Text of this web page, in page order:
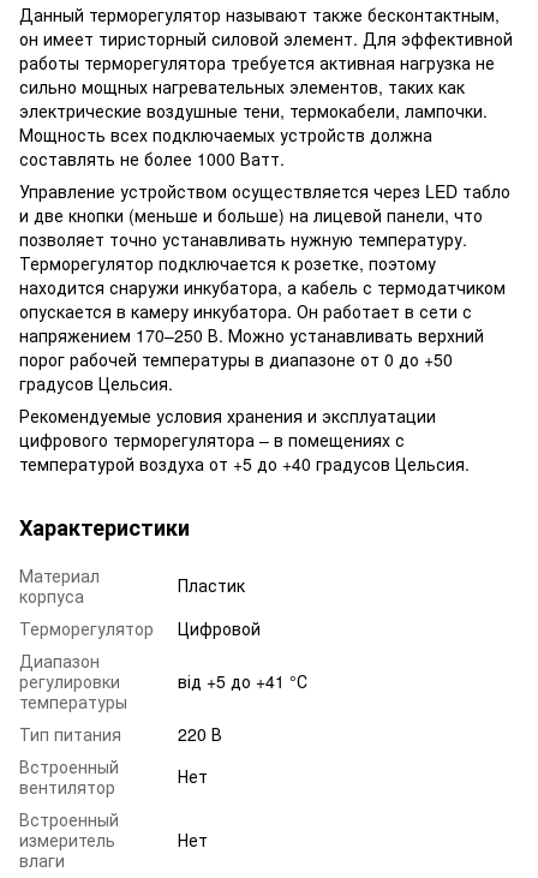
Данный терморегулятор называют также бесконтактным,
он имеет тиристорный силовой элемент. Для эффективной
работы терморегулятора требуется активная нагрузка не
сильно мощных нагревательных элементов, таких как
электрические воздушные тени, термокабели, лампочки.
Мощность всех подключаемых устройств должна
составлять не более 1000 Ватт.
Управление устройством осуществляется через LED табло
и две кнопки (меньше и больше) на лицевой панели, что
позволяет точно устанавливать нужную температуру.
Терморегулятор подключается к розетке, поэтому
находится снаружи инкубатора, а кабель с термодатчиком
опускается в камеру инкубатора. Он работает в сети с
напряжением 170–250 В. Можно устанавливать верхний
порог рабочей температуры в диапазоне от 0 до +50
градусов Цельсия.
Рекомендуемые условия хранения и эксплуатации
цифрового терморегулятора – в помещениях с
температурой воздуха от +5 до +40 градусов Цельсия.
Характеристики
Материал
корпуса
Пластик
Терморегулятор
Цифровой
Диапазон
регулировки
температуры
від +5 до +41 °С
Тип питания
220 В
Встроенный
вентилятор
Нет
Встроенный
измеритель
влаги
Нет